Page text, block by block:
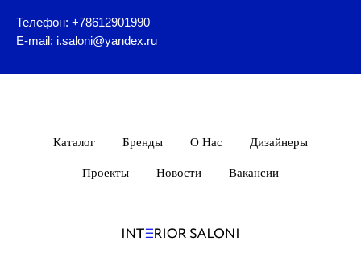
Телефон: +78612901990
E-mail: i.saloni@yandex.ru
Каталог Бренды О Нас Дизайнеры
Проекты Новости Вакансии